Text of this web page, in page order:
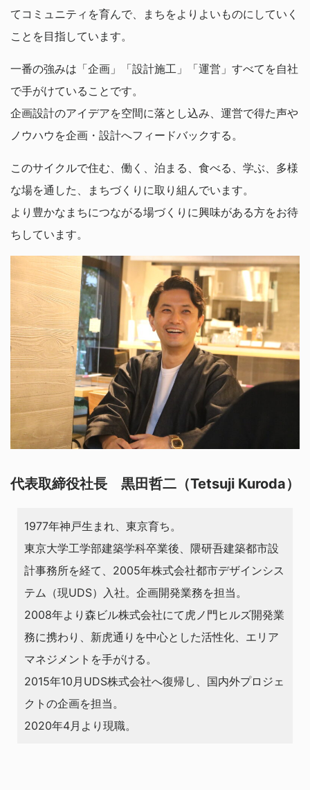
てコミュニティを育んで、まちをよりよいものにしていく
ことを目指しています。
一番の強みは「企画」「設計施工」「運営」すべてを自社
で手がけていることです。
企画設計のアイデアを空間に落とし込み、運営で得た声や
ノウハウを企画・設計へフィードバックする。
このサイクルで住む、働く、泊まる、食べる、学ぶ、多様
な場を通した、まちづくりに取り組んでいます。
より豊かなまちにつながる場づくりに興味がある方をお待
ちしています。
代表取締役社長 黒田哲二（Tetsuji Kuroda）
1977年神戸生まれ、東京育ち。
東京大学工学部建築学科卒業後、隈研吾建築都市設
計事務所を経て、2005年株式会社都市デザインシス
テム（現UDS）入社。企画開発業務を担当。
2008年より森ビル株式会社にて虎ノ門ヒルズ開発業
務に携わり、新虎通りを中心とした活性化、エリア
マネジメントを手がける。
2015年10月UDS株式会社へ復帰し、国内外プロジェ
クトの企画を担当。
2020年4月より現職。